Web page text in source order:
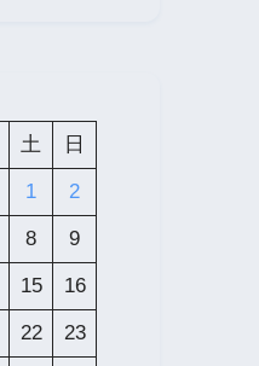
土 日
1 2
8 9
15 16
22 23